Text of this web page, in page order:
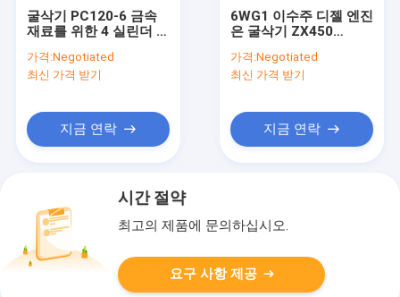
굴삭기 PC120-6 금속
재료를 위한 4 실린더 디
가격:Negotiated
최신 가격 받기
지금 연락
6WG1 이수주 디젤 엔진
은 굴삭기 ZX450
300KW를 완료합니다
가격:Negotiated
최신 가격 받기
지금 연락
시간 절약
최고의 제품에 문의하십시오.
요구 사항 제공